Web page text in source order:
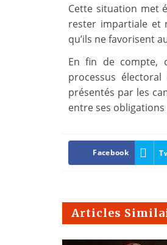
Cette situation met
rester impartiale et
qu’ils ne favorisent
En fin de compte,
processus
présentés par les
entre ses
Facebook
Articles